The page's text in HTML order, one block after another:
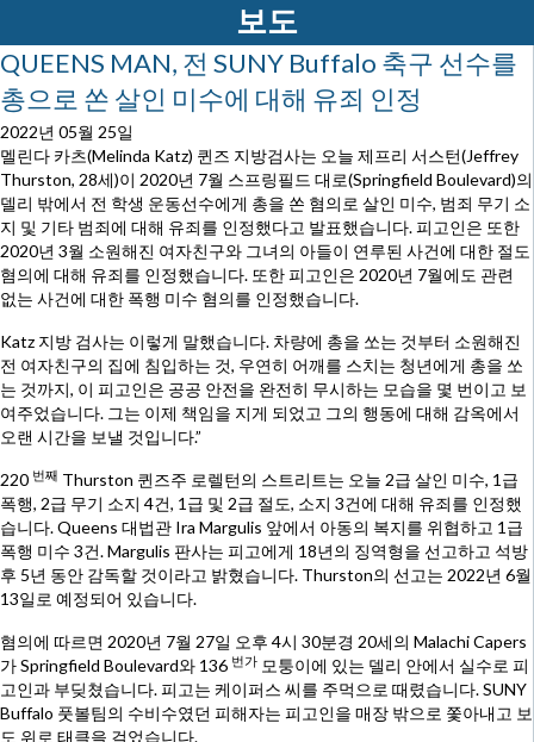
보도
QUEENS MAN, 전 SUNY Buffalo 축구 선수를
총으로 쏜 살인 미수에 대해 유죄 인정
2022년 05월 25일
멜린다 카츠(Melinda Katz) 퀸즈 지방검사는 오늘 제프리 서스턴(Jeffrey
Thurston, 28세)이 2020년 7월 스프링필드 대로(Springfield Boulevard)의
델리 밖에서 전 학생 운동선수에게 총을 쏜 혐의로 살인 미수, 범죄 무기 소
지 및 기타 범죄에 대해 유죄를 인정했다고 발표했습니다. 피고인은 또한
2020년 3월 소원해진 여자친구와 그녀의 아들이 연루된 사건에 대한 절도
혐의에 대해 유죄를 인정했습니다. 또한 피고인은 2020년 7월에도 관련
없는 사건에 대한 폭행 미수 혐의를 인정했습니다.
Katz 지방 검사는 이렇게 말했습니다. 차량에 총을 쏘는 것부터 소원해진
전 여자친구의 집에 침입하는 것, 우연히 어깨를 스치는 청년에게 총을 쏘
는 것까지, 이 피고인은 공공 안전을 완전히 무시하는 모습을 몇 번이고 보
여주었습니다. 그는 이제 책임을 지게 되었고 그의 행동에 대해 감옥에서
오랜 시간을 보낼 것입니다.”
220 번째 Thurston 퀸즈주 로렐턴의 스트리트는 오늘 2급 살인 미수, 1급
폭행, 2급 무기 소지 4건, 1급 및 2급 절도, 소지 3건에 대해 유죄를 인정했
습니다. Queens 대법관 Ira Margulis 앞에서 아동의 복지를 위협하고 1급
폭행 미수 3건. Margulis 판사는 피고에게 18년의 징역형을 선고하고 석방
후 5년 동안 감독할 것이라고 밝혔습니다. Thurston의 선고는 2022년 6월
13일로 예정되어 있습니다.
혐의에 따르면 2020년 7월 27일 오후 4시 30분경 20세의 Malachi Capers
가 Springfield Boulevard와 136 번가 모퉁이에 있는 델리 안에서 실수로 피
고인과 부딪쳤습니다. 피고는 케이퍼스 씨를 주먹으로 때렸습니다. SUNY
Buffalo 풋볼팀의 수비수였던 피해자는 피고인을 매장 밖으로 쫓아내고 보
도 위로 태클을 걸었습니다.